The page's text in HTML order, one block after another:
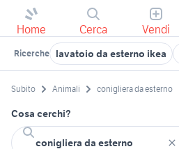
Home Cerca Vendi
Ricerche lavatoio da esterno ikea
Subito Animali conigliera da esterno
Cosa cerchi?